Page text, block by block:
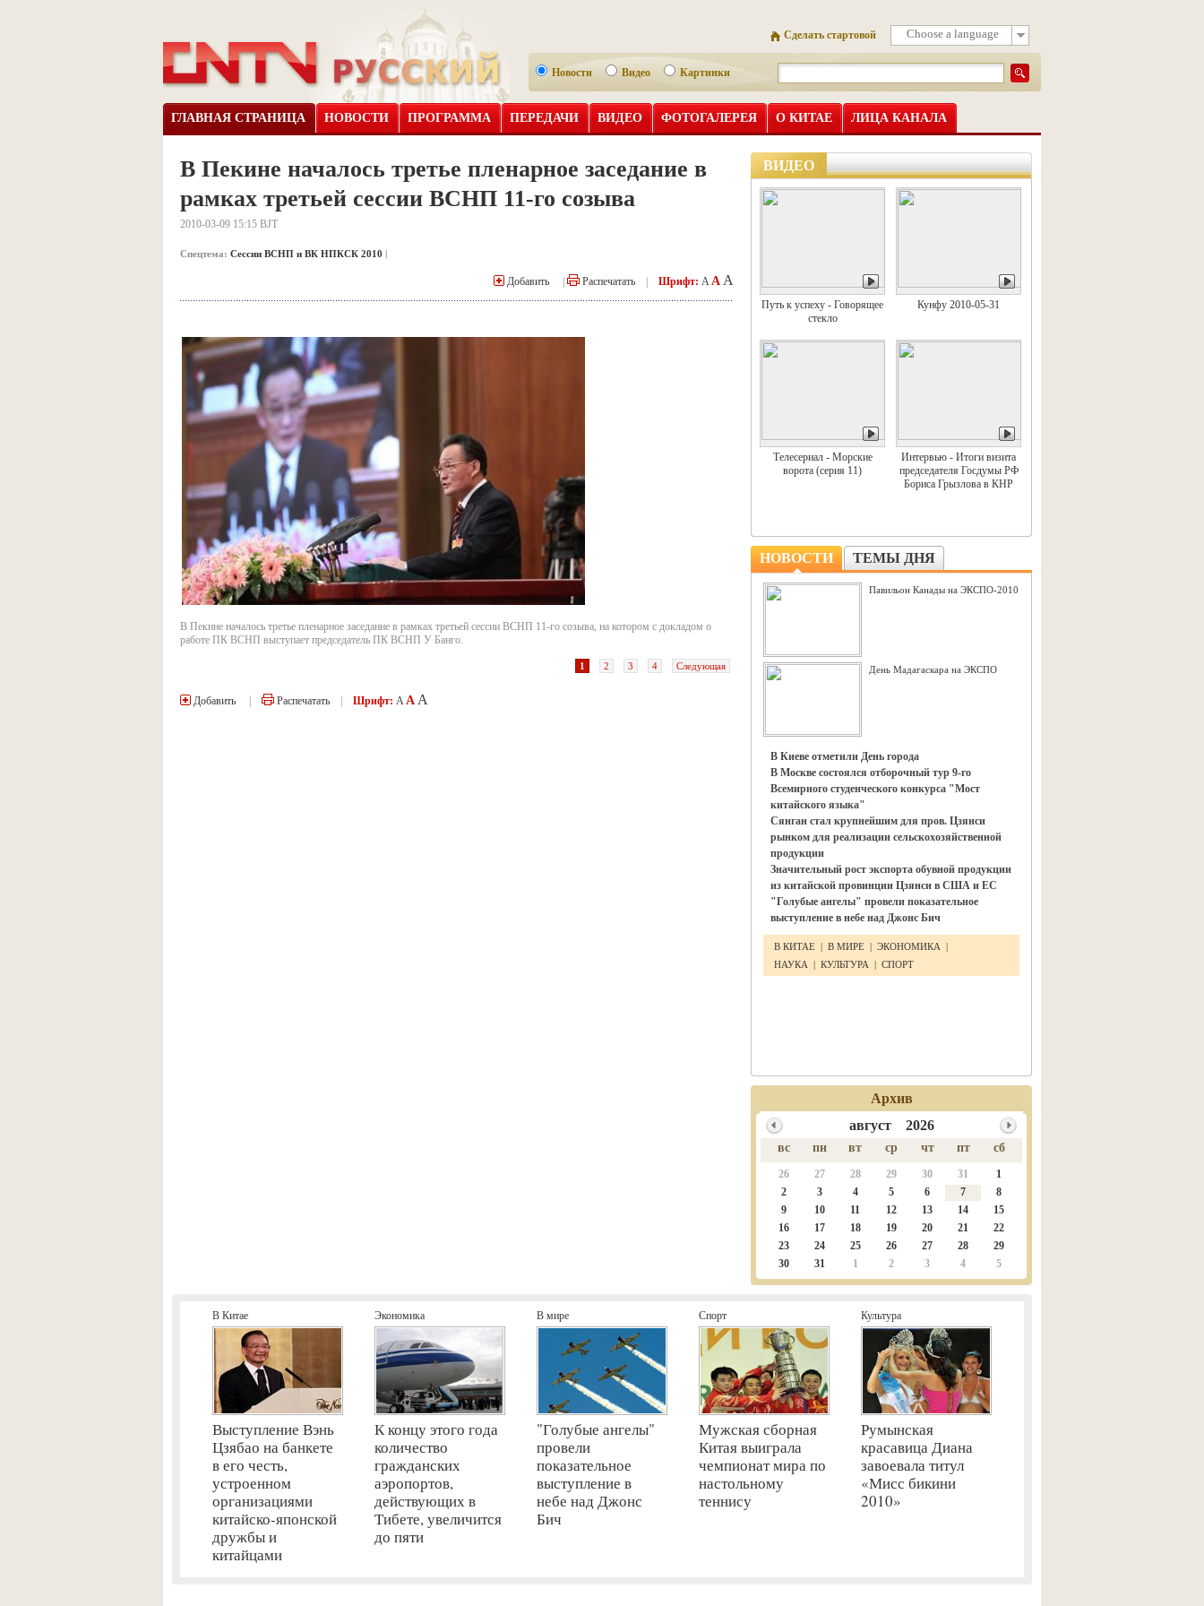
Choose a language
Сделать стартовой
Новости Видео Картинки
ГЛАВНАЯ СТРАНИЦА НОВОСТИ ПРОГРАММА ПЕРЕДАЧИ ВИДЕО ФОТОГАЛЕРЕЯ О КИТАЕ ЛИЦА КАНАЛА
В Пекине началось третье пленарное заседание в
рамках третьей сессии ВСНП 11-го созыва
2010-03-09 15:15 BJT
Спецтема: Сессии ВСНП и ВК НПКСК 2010 |
Добавить Распечатать Шрифт: A A A
В Пекине началось третье пленарное заседание в рамках третьей сессии ВСНП 11-го созыва, на котором с докладом о
работе ПК ВСНП выступает председатель ПК ВСНП У Банго.
1 2 3 4 Следующая
Добавить Распечатать Шрифт: A A A
ВИДЕО
Путь к успеху - Говорящее
стекло
Кунфу 2010-05-31
Телесериал - Морские
ворота (серия 11)
Интервью - Итоги визита
председателя Госдумы РФ
Бориса Грызлова в КНР
НОВОСТИ ТЕМЫ ДНЯ
Павильон Канады на ЭКСПО-2010
День Мадагаскара на ЭКСПО
В Киеве отметили День города
В Москве состоялся отборочный тур 9-го
Всемирного студенческого конкурса "Мост
китайского языка"
Сянган стал крупнейшим для пров. Цзянси
рынком для реализации сельскохозяйственной
продукции
Значительный рост экспорта обувной продукции
из китайской провинции Цзянси в США и ЕС
"Голубые ангелы" провели показательное
выступление в небе над Джонс Бич
В КИТАЕ | В МИРЕ | ЭКОНОМИКА |
НАУКА | КУЛЬТУРА | СПОРТ
Архив
август 2026
вс пн вт ср чт пт сб
26 27 28 29 30 31
1
2
3 4 5 6 7
8
9
10 11 12 13 14
15
16
17 18 19 20 21
22
23
24 25 26 27 28
29
30
31 1 2 3 4 5
В Китае
Выступление Вэнь
Цзябао на банкете
в его честь,
устроенном
организациями
китайско-японской
дружбы и
китайцами
Экономика
К концу этого года
количество
гражданских
аэропортов,
действующих в
Тибете, увеличится
до пяти
В мире
"Голубые ангелы"
провели
показательное
выступление в
небе над Джонс
Бич
Спорт
Мужская сборная
Китая выиграла
чемпионат мира по
настольному
теннису
Культура
Румынская
красавица Диана
завоевала титул
«Мисс бикини
2010»